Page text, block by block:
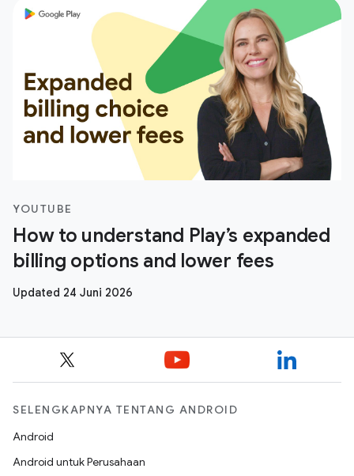
YOUTUBE
How to understand Play’s expanded
billing options and lower fees
Updated 24 Juni 2026
SELENGKAPNYA TENTANG ANDROID
Android
Android untuk Perusahaan